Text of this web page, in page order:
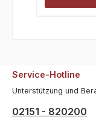
Service-Hotline
Unterstützung und
02151 - 820200